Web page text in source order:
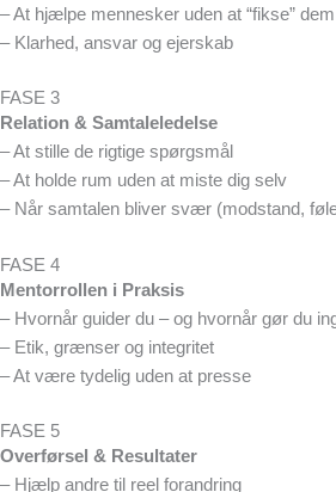
– At hjælpe mennesker uden at “fikse” dem
– Klarhed, ansvar og ejerskab
FASE 3
Relation & Samtaleledelse
– At stille de rigtige spørgsmål
– At holde rum uden at miste dig selv
– Når samtalen bliver svær (modstand,
FASE 4
Mentorrollen i Praksis
– Hvornår guider du – og hvornår gør du
– Etik, grænser og integritet
– At være tydelig uden at presse
FASE 5
Overførsel & Resultater
– Hjælp andre til reel forandring